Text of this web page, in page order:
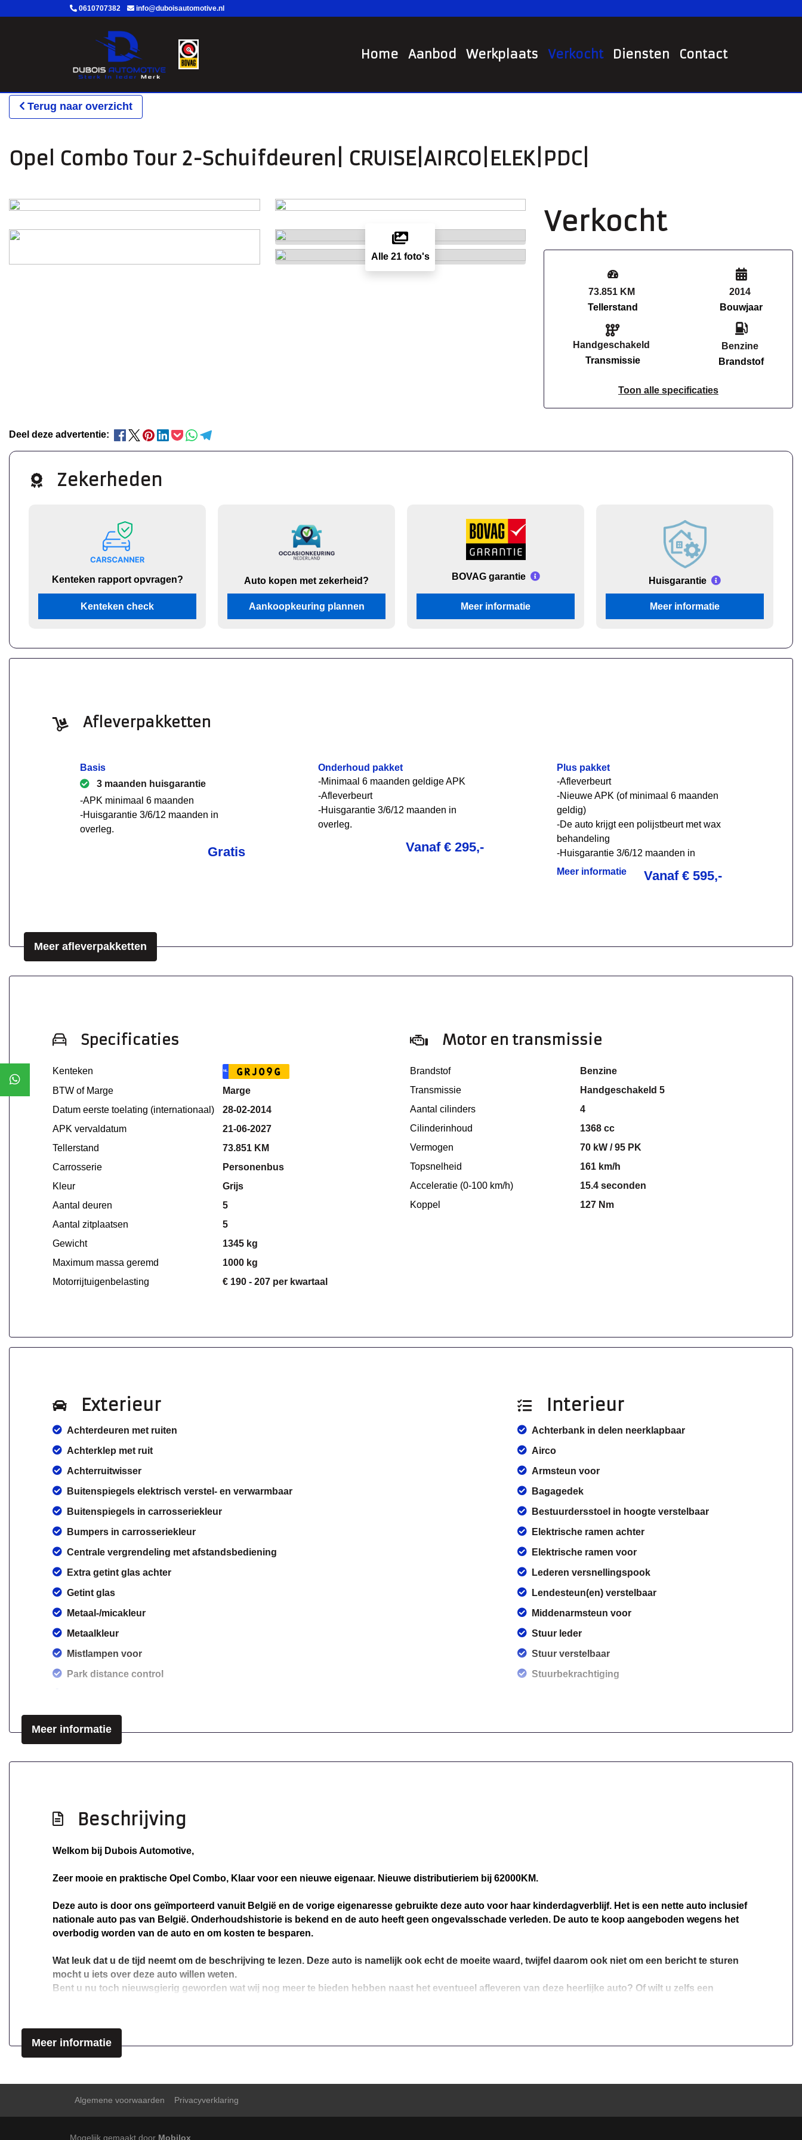
0610707382 info@duboisautomotive.nl
Home Aanbod Werkplaats Verkocht Diensten Contact
Terug naar overzicht
Opel Combo Tour 2-Schuifdeuren| CRUISE|AIRCO|ELEK|PDC|
Alle 21 foto's
Verkocht
73.851 KM
Tellerstand
Handgeschakeld
Transmissie
2014
Bouwjaar
Benzine
Brandstof
Toon alle specificaties
Deel deze advertentie:
Zekerheden
Kenteken rapport opvragen?
Kenteken check
Auto kopen met zekerheid?
Aankoopkeuring plannen
BOVAG garantie
Meer informatie
Huisgarantie
Meer informatie
Afleverpakketten
Basis
3 maanden huisgarantie
-APK minimaal 6 maanden
-Huisgarantie 3/6/12 maanden in
overleg.
Gratis
Onderhoud pakket
-Minimaal 6 maanden geldige APK
-Afleverbeurt
-Huisgarantie 3/6/12 maanden in
overleg.
Vanaf € 295,-
Plus pakket
-Afleverbeurt
-Nieuwe APK (of minimaal 6 maanden
geldig)
-De auto krijgt een polijstbeurt met wax
behandeling
-Huisgarantie 3/6/12 maanden in
overleg
Meer informatie Vanaf € 595,-
Meer afleverpakketten
Specificaties
Kenteken NL GRJ09G
BTW of Marge
Marge
Datum eerste toelating (internationaal)
28-02-2014
APK vervaldatum
21-06-2027
Tellerstand
73.851 KM
Carrosserie
Personenbus
Kleur
Grijs
Aantal deuren
5
Aantal zitplaatsen
5
Gewicht
1345 kg
Maximum massa geremd
1000 kg
Motorrijtuigenbelasting
€ 190 - 207 per kwartaal
Motor en transmissie
Brandstof
Benzine
Transmissie
Handgeschakeld 5
Aantal cilinders
4
Cilinderinhoud
1368 cc
Vermogen
70 kW / 95 PK
Topsnelheid
161 km/h
Acceleratie (0-100 km/h)
15.4 seconden
Koppel
127 Nm
Exterieur
Achterdeuren met ruiten
Achterklep met ruit
Achterruitwisser
Buitenspiegels elektrisch verstel- en verwarmbaar
Buitenspiegels in carrosseriekleur
Bumpers in carrosseriekleur
Centrale vergrendeling met afstandsbediening
Extra getint glas achter
Getint glas
Metaal-/micakleur
Metaalkleur
Mistlampen voor
Park distance control
Speciale kleur
Zijschuifdeur links
Interieur
Achterbank in delen neerklapbaar
Airco
Armsteun voor
Bagagedek
Bestuurdersstoel in hoogte verstelbaar
Elektrische ramen achter
Elektrische ramen voor
Lederen versnellingspook
Lendesteun(en) verstelbaar
Middenarmsteun voor
Stuur leder
Stuur verstelbaar
Stuurbekrachtiging
Meer informatie
Beschrijving
Welkom bij Dubois Automotive,
Zeer mooie en praktische Opel Combo, Klaar voor een nieuwe eigenaar. Nieuwe distributieriem bij 62000KM.
Deze auto is door ons geïmporteerd vanuit België en de vorige eigenaresse gebruikte deze auto voor haar kinderdagverblijf. Het is een nette auto inclusief
nationale auto pas van België. Onderhoudshistorie is bekend en de auto heeft geen ongevalsschade verleden. De auto te koop aangeboden wegens het
overbodig worden van de auto en om kosten te besparen.
Wat leuk dat u de tijd neemt om de beschrijving te lezen. Deze auto is namelijk ook echt de moeite waard, twijfel daarom ook niet om een bericht te sturen
mocht u iets over deze auto willen weten.
Bent u nu toch nieuwsgierig geworden wat wij nog meer te bieden hebben naast het eventueel afleveren van deze heerlijke auto? Of wilt u zelfs een
Uw auto inruilen en snel een indicatie ontvangen? Zodra u ons foto's toestuurt met de benodigde informatie streven wij ernaar u binnen 30 minuten te
contacteren.
van reviews een punt van wantrouwen kan zijn. Het zou daarom jammer zijn dat u een mooie auto voorbij laat gaan door het niet hebben van vele reviews
en de korte activiteit op de advertentie websites. Momenteel hebben wij nog vele vaste klanten die onze service en producten als zeer goed en kwalitatief
Meer informatie
Algemene voorwaarden Privacyverklaring
Mogelijk gemaakt door Mobilox